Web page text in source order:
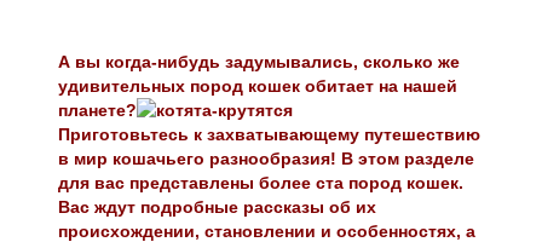
А вы когда-нибудь задумывались, сколько же
удивительных пород кошек обитает на нашей
планете?
Приготовьтесь к захватывающему путешествию
в мир кошачьего разнообразия! В этом разделе
для вас представлены более ста пород кошек.
Вас ждут подробные рассказы об их
происхождении, становлении и особенностях, а